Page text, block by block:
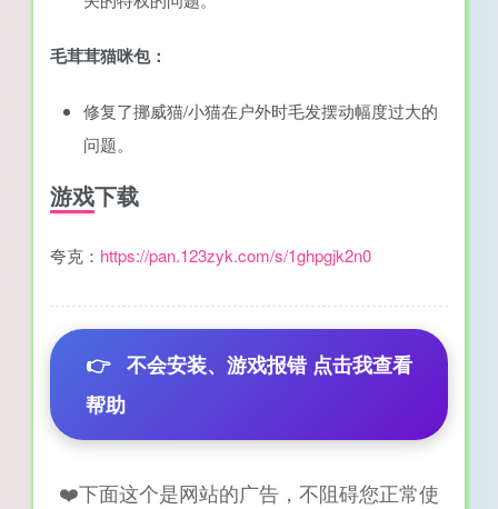
毛茸茸猫咪包：
修复了挪威猫/小猫在户外时毛发摆动幅度过大的
问题。
游戏下载
夸克： https://pan.123zyk.com/s/1ghpgjk2n0
👉 不会安装、游戏报错 点击我查看
帮助
❤️下面这个是网站的广告，不阻碍您正常使